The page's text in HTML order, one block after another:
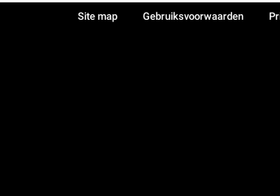
Site map Gebruiksvoorwaarden